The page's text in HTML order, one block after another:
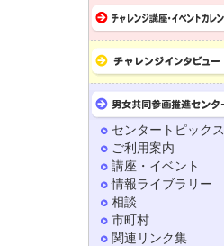
センタートピックス
ご利用案内
講座・イベント
情報ライブラリー
相談
市町村
関連リンク集